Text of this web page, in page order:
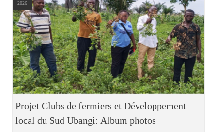
2026
Projet Clubs de fermiers et Développement
local du Sud Ubangi: Album photos